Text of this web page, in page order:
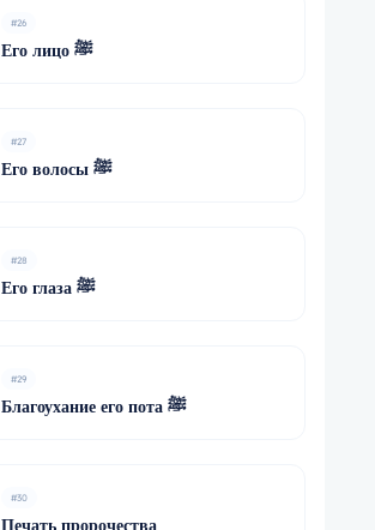
#26
Его лицо ﷺ
#27
Его волосы ﷺ
#28
Его глаза ﷺ
#29
Благоухание его пота ﷺ
#30
Печать пророчества